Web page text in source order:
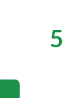
5